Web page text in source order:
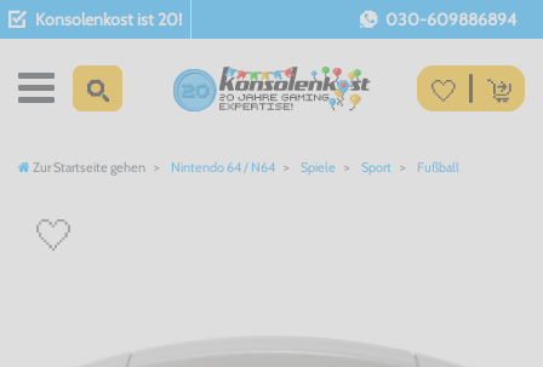
Konsolenkost ist 20! 030-609886894
Zur Startseite gehen Nintendo 64 / N64 Spiele Sport Fußball